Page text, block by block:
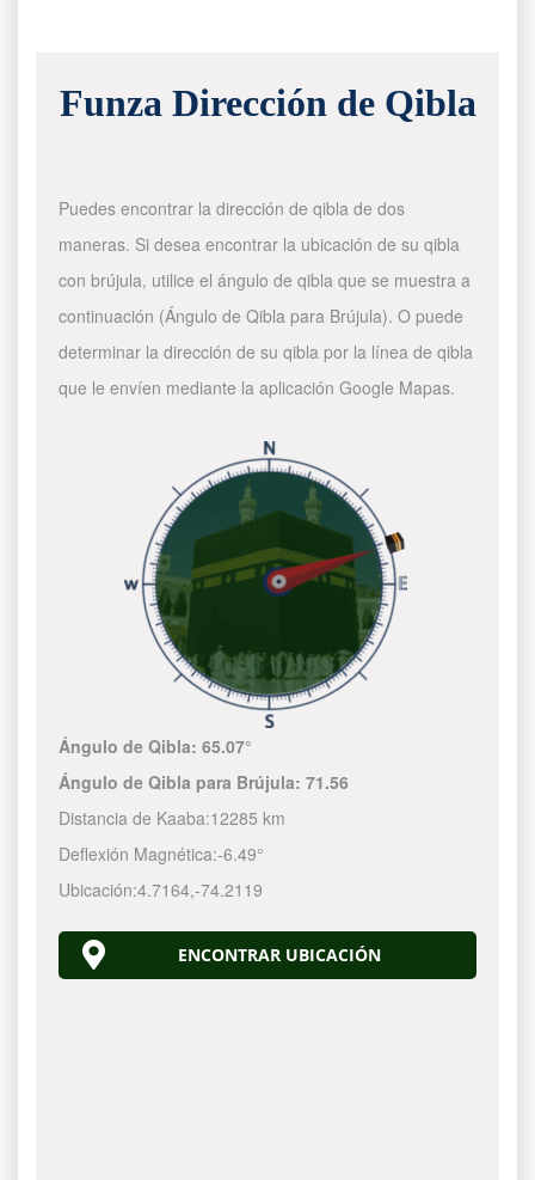
Funza Dirección de Qibla
Puedes encontrar la dirección de qibla de dos
maneras. Si desea encontrar la ubicación de su qibla
con brújula, utilice el ángulo de qibla que se muestra a
continuación (Ángulo de Qibla para Brújula). O puede
determinar la dirección de su qibla por la línea de qibla
que le envíen mediante la aplicación Google Mapas.
Ángulo de Qibla:65.07°
Ángulo de Qibla para Brújula:71.56
Distancia de Kaaba:12285 km
Deflexión Magnética:-6.49°
Ubicación:4.7164,-74.2120
ENCONTRAR UBICACIÓN